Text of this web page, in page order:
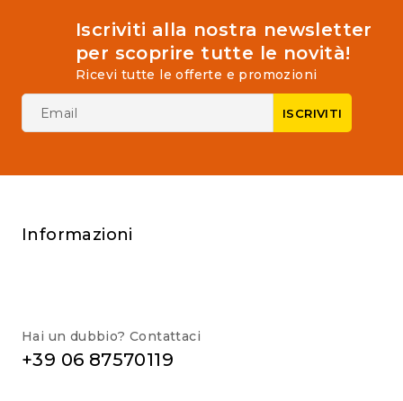
Iscriviti alla nostra newsletter
per scoprire tutte le novità!
Ricevi tutte le offerte e promozioni
Informazioni
Hai un dubbio? Contattaci
+39 06 87570119